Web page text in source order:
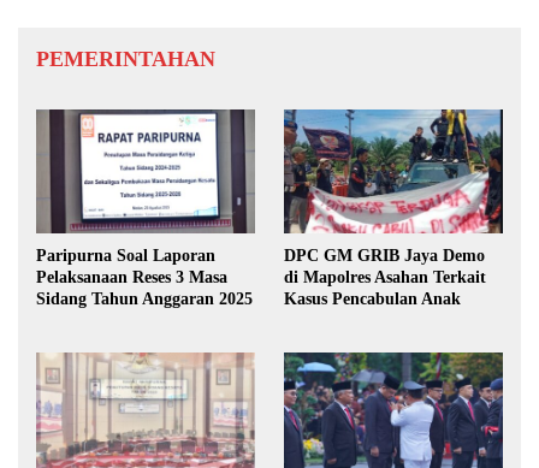
PEMERINTAHAN
Paripurna Soal Laporan
Pelaksanaan Reses 3 Masa
Sidang Tahun Anggaran 2025
DPC GM GRIB Jaya Demo
di Mapolres Asahan Terkait
Kasus Pencabulan Anak